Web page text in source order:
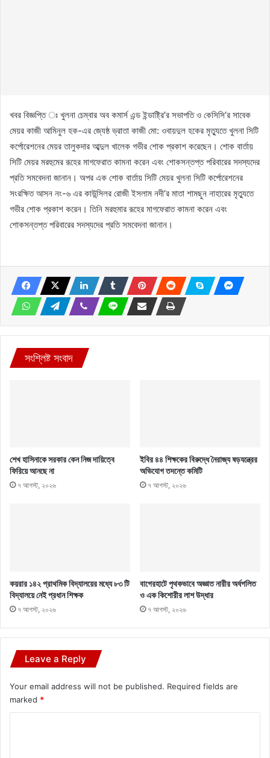
খবর বিজ্ঞপ্তি ঃ খুলনা চেম্বার অব কমার্স এন্ড ইন্ডাষ্ট্রি’র সভাপতি ও কেসিসি’র সাবেক
মেয়র কাজী আমিনুল হক-এর জ্যেষ্ঠ ভ্রাতা কাজী মো: ওবায়দুল হকের মৃত্যুতে খুলনা সিটি
কর্পোরেশনের মেয়র তালুকদার আব্দুল খালেক গভীর শোক প্রকাশ করেছেন। শোক বার্তায়
সিটি মেয়র মরহুমের রূহের মাগফেরাত কামনা করেন এবং শোকসন্তপ্ত পরিবারের সদস্যদের
প্রতি সমবেদনা জানান। অপর এক শোক বার্তায় সিটি মেয়র খুলনা সিটি কর্পোরেশনের
সংরক্ষিত আসন নং-৬ এর কাউন্সিলর রোজী ইসলাম নদী’র মাতা শামছুন নাহারের মৃত্যুতে
গভীর শোক প্রকাশ করেন। তিনি মরহুমার রূহের মাগফেরাত কামনা করেন এবং
শোকসন্তপ্ত পরিবারের সদস্যদের প্রতি সমবেদনা জানান।
সংশ্লিষ্ট সংবাদ
শেখ হাসিনাকে সরকার কেন নিজ দায়িত্বে
ফিরিয়ে আনছে না
৭ আগস্ট, ২০২৬
ইবির ৪৪ শিক্ষকের বিরুদ্ধে নৈরাজ্য ষড়যন্ত্রের
অভিযোগ তদন্তে কমিটি
৭ আগস্ট, ২০২৬
কয়রার ১৪২ প্রাথমিক বিদ্যালয়ের মধ্যে ৮৩ টি
বিদ্যালয়ে নেই প্রধান শিক্ষক
৭ আগস্ট, ২০২৬
বাগেরহাটে পৃথকভাবে অজ্ঞাত নারীর অর্ধগলিত
ও এক কিশোরীর লাশ উদ্ধার
৭ আগস্ট, ২০২৬
Leave a Reply
Your email address will not be published. Required fields are
marked *